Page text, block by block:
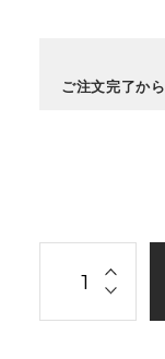
ご注文完了から